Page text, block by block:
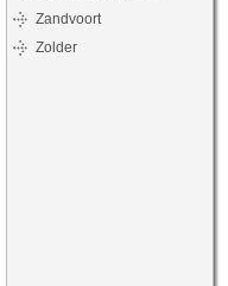
Zandvoort
Zolder